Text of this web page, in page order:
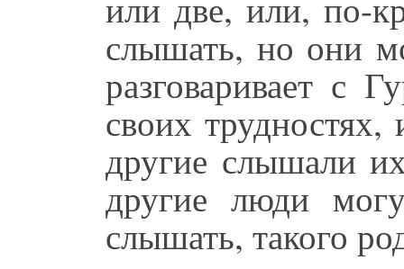
слышать, но они
разговаривает с
своих
другие слышали
другие люди
слышать, такого